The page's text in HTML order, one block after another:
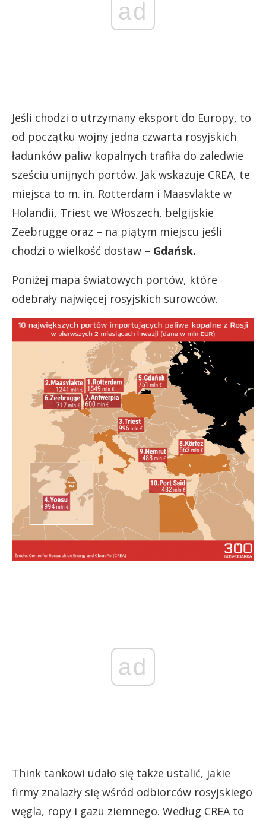
ad
Jeśli chodzi o utrzymany eksport do Europy, to
od początku wojny jedna czwarta rosyjskich
ładunków paliw kopalnych trafiła do zaledwie
sześciu unijnych portów. Jak wskazuje CREA, te
miejsca to m. in. Rotterdam i Maasvlakte w
Holandii, Triest we Włoszech, belgijskie
Zeebrugge oraz – na piątym miejscu jeśli
chodzi o wielkość dostaw – Gdańsk.
Poniżej mapa światowych portów, które
odebrały najwięcej rosyjskich surowców.
ad
Think tankowi udało się także ustalić, jakie
firmy znalazły się wśród odbiorców rosyjskiego
węgla, ropy i gazu ziemnego. Według CREA to